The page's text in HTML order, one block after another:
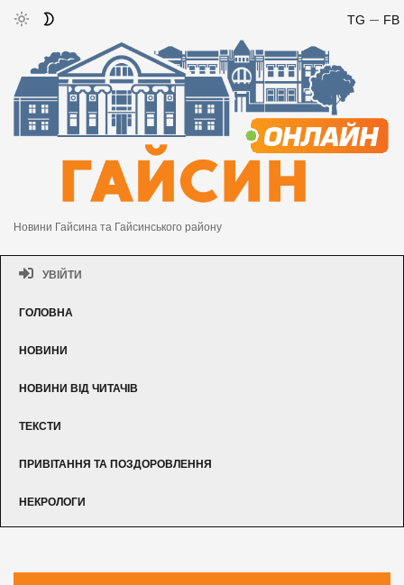
FB
TG
Новини Гайсина та Гайсинського району
УВІЙТИ
ГОЛОВНА
НОВИНИ
НОВИНИ ВІД ЧИТАЧІВ
ТЕКСТИ
ПРИВІТАННЯ ТА ПОЗДОРОВЛЕННЯ
НЕКРОЛОГИ